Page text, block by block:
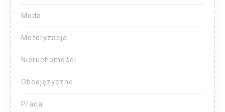
Moda
Motoryzacja
Nieruchomości
Obcojęzyczne
Praca